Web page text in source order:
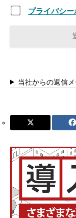
プライバシ
当社からの返信